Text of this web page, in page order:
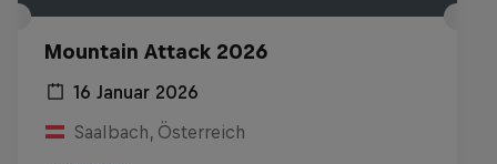
Mountain Attack 2026
16 Januar 2026
Saalbach, Österreich